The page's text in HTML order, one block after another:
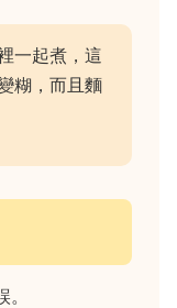
一起煮，這
糊，而且麵